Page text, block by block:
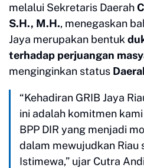
melalui Sekretaris Daerah
S.H., M.H., menegaskan
Jaya merupakan bentuk
terhadap perjuangan
menginginkan status
“Kehadiran GRIB Jaya
ini adalah komitmen
BPP DIR yang menjadi
dalam mewujudkan Riau
Istimewa,” ujar Cutra